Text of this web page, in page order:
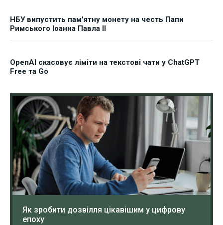
НБУ випустить пам'ятну монету на честь Папи
Римського Іоанна Павла II
OpenAI скасовує ліміти на текстові чати у ChatGPT
Free та Go
Як зробити дозвілля цікавішим у цифрову
епоху